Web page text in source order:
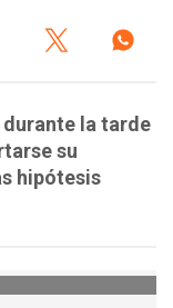
la tarde
su
hipótesis